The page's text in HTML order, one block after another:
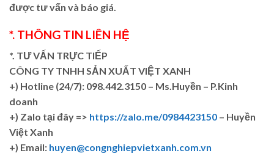
được tư vấn và báo giá.
*. THÔNG TIN LIÊN HỆ
*. TƯ VẤN TRỰC TIẾP
CÔNG TY TNHH SẢN XUẤT VIỆT XANH
+) Hotline (24/7): 098.442.3150 – Ms.Huyền – P.Kinh
doanh
+) Zalo tại đây => https://zalo.me/0984423150 – Huyền
Việt Xanh
+) Email: huyen@congnghiepvietxanh.com.vn